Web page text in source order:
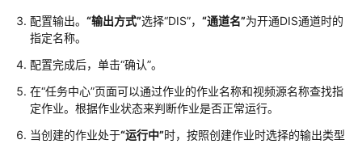
配置输出。 “输出方式”选择“DIS”， “通道名”为开通DIS通道时的
指定名称。
配置完成后，单击“确认”。
在“任务中心”页面可以通过作业的作业名称和视频源名称查找指
定作业。根据作业状态来判断作业是否正常运行。
当创建的作业处于“运行中”时，按照创建作业时选择的输出类型